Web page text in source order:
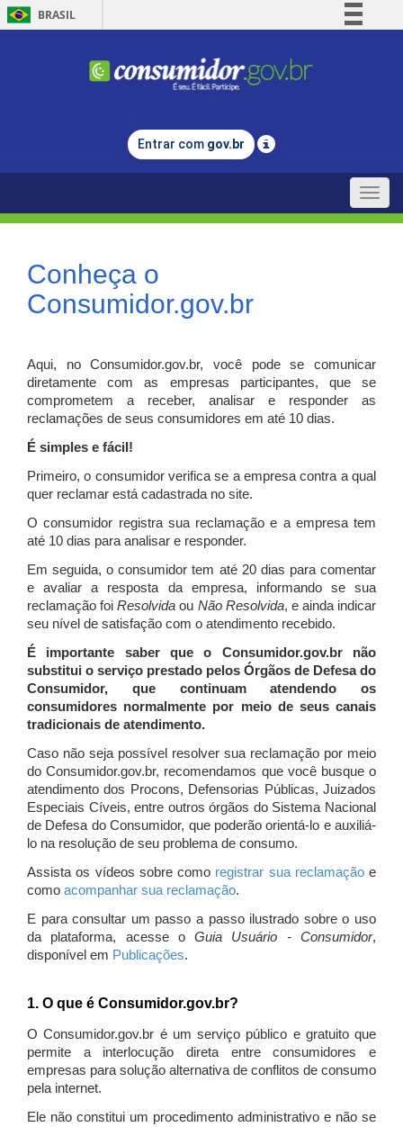
BRASIL
Comunica BR
Legislação
Entrar com gov.br
Toggle
Conheça o
Consumidor.gov.br
Aqui, no Consumidor.gov.br, você pode se comunicar
diretamente com as empresas participantes, que se
comprometem a receber, analisar e responder as
reclamações de seus consumidores em até 10 dias.
É simples e fácil!
Primeiro, o consumidor verifica se a empresa contra a qual
quer reclamar está cadastrada no site.
O consumidor registra sua reclamação e a empresa tem
até 10 dias para analisar e responder.
Em seguida, o consumidor tem até 20 dias para comentar
e avaliar a resposta da empresa, informando se sua
reclamação foiResolvida ou Não Resolvida, e ainda indicar
seu nível de satisfação com o atendimento recebido.
É importante saber que o Consumidor.gov.br não
substitui o serviço prestado pelos Órgãos de Defesa do
Consumidor, que continuam atendendo os
consumidores normalmente por meio de seus canais
tradicionais de atendimento.
Caso não seja possível resolver sua reclamação por meio
do Consumidor.gov.br, recomendamos que você busque o
atendimento dos Procons, Defensorias Públicas, Juizados
Especiais Cíveis, entre outros órgãos do Sistema Nacional
de Defesa do Consumidor, que poderão orientá-lo e auxiliá-
lo na resolução de seu problema de consumo.
Assista os vídeos sobre como registrar sua reclamaçãoe
como acompanhar sua reclamação.
E para consultar um passo a passo ilustrado sobre o uso
da plataforma, acesse oGuia Usuário - Consumidor,
disponível em Publicações.
1. O que é Consumidor.gov.br?
O Consumidor.gov.br é um serviço público e gratuito que
permite a interlocução direta entre consumidores e
empresas para solução alternativa de conflitos de consumo
pela internet.
Ele não constitui um procedimento administrativo e não se